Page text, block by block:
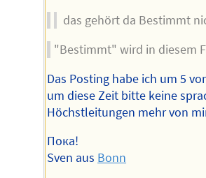
das gehört da Bestimmt
"Bestimmt" wird in diesem
Das Posting habe ich um 5
um diese Zeit bitte keine
Höchstleitungen mehr von
Пока!
Sven aus Bonn